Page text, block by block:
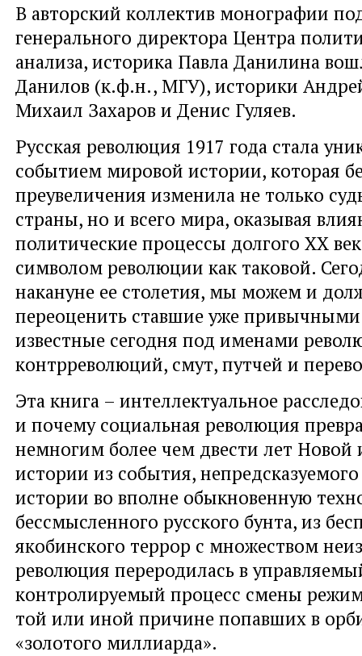
В авторский коллектив монографии
генерального директора Центра
анализа, историка Павла Данилина
Данилов (к.ф.н., МГУ), историки
Михаил Захаров и Денис Гуляев.
Русская революция 1917 года стала
событием мировой истории, которая
преувеличения изменила не только
страны, но и всего мира, оказывая
политические процессы долгого ХХ
символом революции как таковой.
накануне ее столетия, мы можем и
переоценить ставшие уже
известные сегодня под именами
контрреволюций, смут, путчей и
Эта книга – интеллектуальное
и почему социальная революция
немногим более чем двести лет
истории из события, непредсказуемого
истории во вполне обыкновенную
бессмысленного русского бунта, из
якобинского террор с множеством
революция переродилась в
контролируемый процесс смены
той или иной причине попавших в
«золотого миллиарда».